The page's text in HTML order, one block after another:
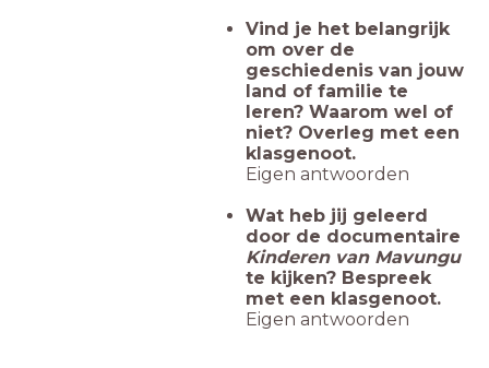
Vind je het belangrijk
om over de
geschiedenis van jouw
land of familie te
leren? Waarom wel of
niet? Overleg met een
klasgenoot.
Eigen antwoorden
Wat heb jij geleerd
door de documentaire
Kinderen van Mavungu
te kijken? Bespreek
met een klasgenoot.
Eigen antwoorden